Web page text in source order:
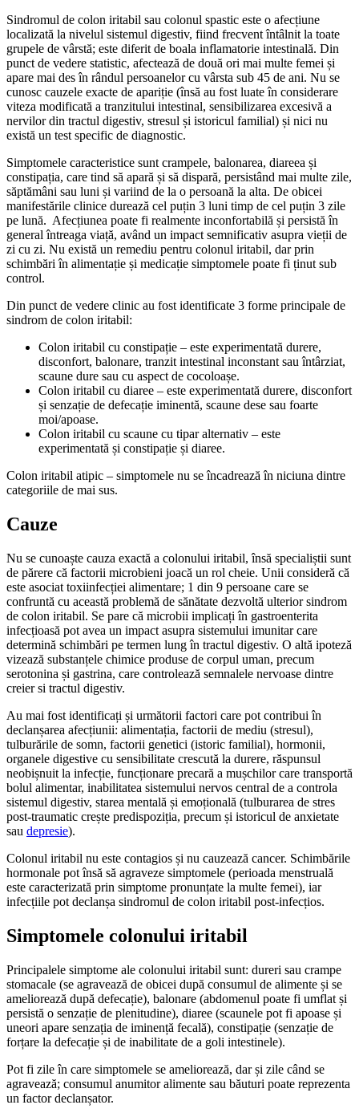
Sindromul de colon iritabil sau colonul spastic este o afecțiune
localizată la nivelul sistemul digestiv, fiind frecvent întâlnit la toate
grupele de vârstă; este diferit de boala inflamatorie intestinală. Din
punct de vedere statistic, afectează de două ori mai multe femei și
apare mai des în rândul persoanelor cu vârsta sub 45 de ani. Nu se
cunosc cauzele exacte de apariție (însă au fost luate în considerare
viteza modificată a tranzitului intestinal, sensibilizarea excesivă a
nervilor din tractul digestiv, stresul și istoricul familial) și nici nu
există un test specific de diagnostic.
Simptomele caracteristice sunt crampele, balonarea, diareea și
constipația, care tind să apară și să dispară, persistând mai multe zile,
săptămâni sau luni și variind de la o persoană la alta. De obicei
manifestările clinice durează cel puțin 3 luni timp de cel puțin 3 zile
pe lună. Afecțiunea poate fi realmente inconfortabilă și persistă în
general întreaga viață, având un impact semnificativ asupra vieții de
zi cu zi. Nu există un remediu pentru colonul iritabil, dar prin
schimbări în alimentație și medicație simptomele poate fi ținut sub
control.
Din punct de vedere clinic au fost identificate 3 forme principale de
sindrom de colon iritabil:
Colon iritabil cu constipație – este experimentată durere,
disconfort, balonare, tranzit intestinal inconstant sau întârziat,
scaune dure sau cu aspect de cocoloașe.
Colon iritabil cu diaree – este experimentată durere, disconfort
și senzație de defecație iminentă, scaune dese sau foarte
moi/apoase.
Colon iritabil cu scaune cu tipar alternativ – este
experimentată și constipație și diaree.
Colon iritabil atipic – simptomele nu se încadrează în niciuna dintre
categoriile de mai sus.
Cauze
Nu se cunoaște cauza exactă a colonului iritabil, însă specialiștii sunt
de părere că factorii microbieni joacă un rol cheie. Unii consideră că
este asociat toxiinfecției alimentare; 1 din 9 persoane care se
confruntă cu această problemă de sănătate dezvoltă ulterior sindrom
de colon iritabil. Se pare că microbii implicați în gastroenterita
infecțioasă pot avea un impact asupra sistemului imunitar care
determină schimbări pe termen lung în tractul digestiv. O altă ipoteză
vizează substanțele chimice produse de corpul uman, precum
serotonina și gastrina, care controlează semnalele nervoase dintre
creier si tractul digestiv.
Au mai fost identificați și următorii factori care pot contribui în
declanșarea afecțiunii: alimentația, factorii de mediu (stresul),
tulburările de somn, factorii genetici (istoric familial), hormonii,
organele digestive cu sensibilitate crescută la durere, răspunsul
neobișnuit la infecție, funcționare precară a mușchilor care transportă
bolul alimentar, inabilitatea sistemului nervos central de a controla
sistemul digestiv, starea mentală și emoțională (tulburarea de stres
post-traumatic crește predispoziția, precum și istoricul de anxietate
sau depresie).
Colonul iritabil nu este contagios și nu cauzează cancer. Schimbările
hormonale pot însă să agraveze simptomele (perioada menstruală
este caracterizată prin simptome pronunțate la multe femei), iar
infecțiile pot declanșa sindromul de colon iritabil post-infecțios.
Simptomele colonului iritabil
Principalele simptome ale colonului iritabil sunt: dureri sau crampe
stomacale (se agravează de obicei după consumul de alimente și se
ameliorează după defecație), balonare (abdomenul poate fi umflat și
persistă o senzație de plenitudine), diaree (scaunele pot fi apoase și
uneori apare senzația de iminență fecală), constipație (senzație de
forțare la defecație și de inabilitate de a goli intestinele).
Pot fi zile în care simptomele se ameliorează, dar și zile când se
agravează; consumul anumitor alimente sau băuturi poate reprezenta
un factor declanșator.